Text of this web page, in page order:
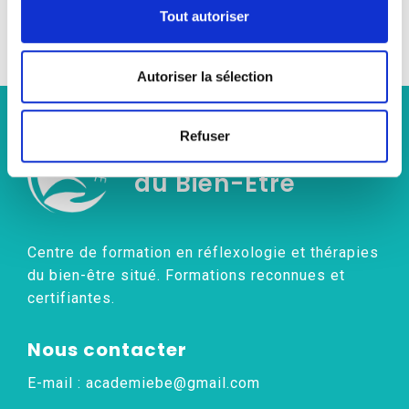
Tout autoriser
Autoriser la sélection
Refuser
Académie
du Bien-Être
Centre de formation en réflexologie et thérapies
du bien-être situé. Formations reconnues et
certifiantes.
Nous contacter
E-mail : academiebe@gmail.com